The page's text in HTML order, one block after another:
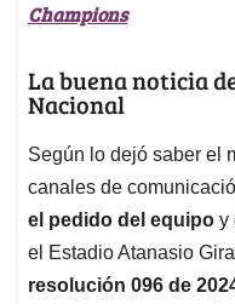
Champions
La buena noticia
Nacional
Según lo dejó saber el
canales de
el pedido del equipo y
el Estadio Atanasio
resolución 096 de